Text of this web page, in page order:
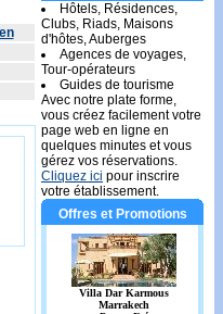
Hôtels, Résidences,
Clubs, Riads, Maisons
d'hôtes, Auberges
Agences de voyages,
Tour-opérateurs
Guides de tourisme
Avec notre plate forme,
vous créez facilement votre
page web en ligne en
quelques minutes et vous
gérez vos réservations.
Cliquez ici pour inscrire
votre établissement.
Offres et Promotions